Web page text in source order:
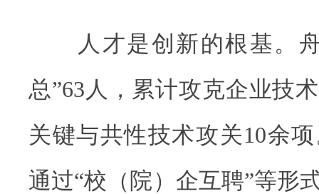
人才是创新的根基。舟
总”63人，累计攻克企业技
关键与共性技术攻关10余
通过“校（院）企互聘”等形